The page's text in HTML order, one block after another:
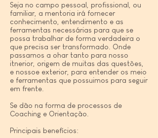
Seja no campo pessoal, profissional, ou
familiar, a mentoria irá fornecer
conhecimento, entendimento e as
ferramentas necessárias para que se
possa trabalhar de forma verdadeira o
que precisa ser transformado. Onde
passamos a ohar tanto para nosso
itnerior, origem de muitas das questões,
e nossoe exterior, para entender os meio
e ferramentas que possuimos para seguir
em frente.
Se dão na forma de processos de
Coaching e Orientação.
Principais benefícios: